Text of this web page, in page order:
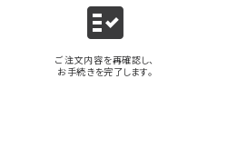
fact_check
ご注文内容を再確認し、
お手続きを完了します。